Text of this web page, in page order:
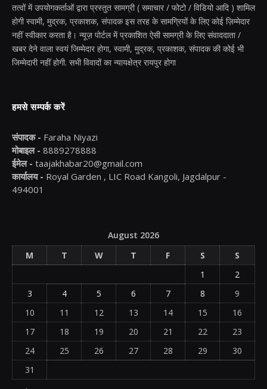
तत्वों में उपयोगकर्ताओं द्वारा प्रस्तुत सामग्री ( समाचार / फोटो / विडियो आदि ) शामिल
होगी स्वामी, मुद्रक, प्रकाशक, संपादक इस तरह के सामग्रियों के लिए कोई ज़िम्मेदार
नहीं स्वीकार करता है। न्यूज़ पोर्टल में प्रकाशित ऐसी सामग्री के लिए संवाददाता /
खबर देने वाला स्वयं जिम्मेदार होगा, स्वामी, मुद्रक, प्रकाशक, संपादक की कोई भी
जिम्मेदारी नहीं होगी. सभी विवादों का न्यायक्षेत्र रायपुर होगा
हमसे सम्पर्क करें
संपादक - Faraha Niyazi
मोबाइल - 8889278888
ईमेल - taajakhabar20@gmail.com
कार्यालय - Royal Garden , LIC Road Kangoli, Jagdalpur -
494001
August 2026
M
T W T F S
S
1
2
3
4 5 6 7 8
9
10
11 12 13 14 15
16
17
18 19 20 21 22
23
24
25 26 27 28 29
30
31